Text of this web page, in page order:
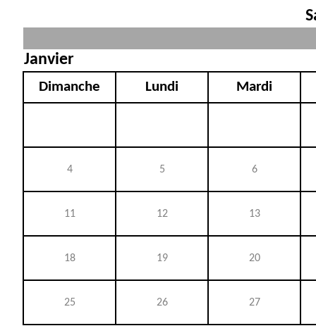
Janvier
Dimanche Lundi Mardi
4 5 6
11 12 13
18 19 20
25 26 27